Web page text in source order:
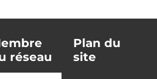
réseau
Plan du
site